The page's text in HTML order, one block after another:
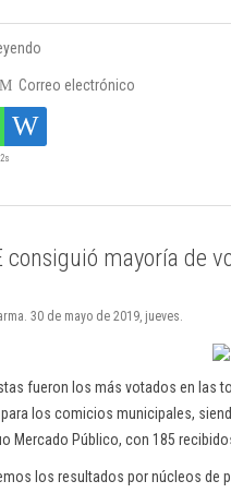
Correo electrónico
consiguió mayoría de
30 de mayo de 2019, jueves.
fueron los más votados en las
los comicios municipales,
Mercado Público, con 185
los resultados por núcleos de